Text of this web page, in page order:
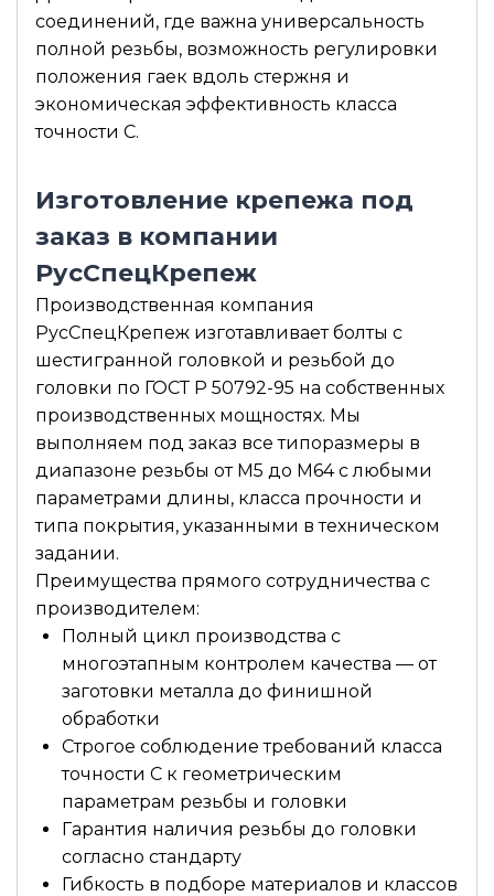
соединений, где важна универсальность
полной резьбы, возможность регулировки
положения гаек вдоль стержня и
экономическая эффективность класса
точности С.
Изготовление крепежа под
заказ в компании
РусСпецКрепеж
Производственная компания
РусСпецКрепеж изготавливает болты с
шестигранной головкой и резьбой до
головки по ГОСТ Р 50792-95 на собственных
производственных мощностях. Мы
выполняем под заказ все типоразмеры в
диапазоне резьбы от М5 до М64 с любыми
параметрами длины, класса прочности и
типа покрытия, указанными в техническом
задании.
Преимущества прямого сотрудничества с
производителем:
Полный цикл производства с
многоэтапным контролем качества — от
заготовки металла до финишной
обработки
Строгое соблюдение требований класса
точности С к геометрическим
параметрам резьбы и головки
Гарантия наличия резьбы до головки
согласно стандарту
Гибкость в подборе материалов и классов